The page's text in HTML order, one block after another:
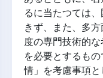
るに当たつては
きず、また、多
度の専門技術的
を必要とするも
情」を考慮事項と